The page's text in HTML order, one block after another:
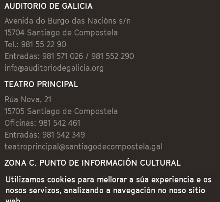
AUDITORIO DE GALICIA
Avenida do Burgo das Nacións s/n
15704 Santiago de Compostela
Tel.: 981 55 22 90
Entradas: 981 571 026 / 981 552 290
info@auditoriodegalicia.org
TEATRO PRINCIPAL
Rúa Nova, 21
15705 Santiago de Compostela
Oficinas: 981 542 461
Entradas: 981 542 349
teatroprincipal@santiagodecompostela.gal
ZONA C. PUNTO DE INFORMACIÓN CULTURAL
Preguntoiro, 1 (Praza de Cervantes)
15704 Santiago de Compostela
981 542 462
Utilizamos cookies para mellorar a súa experiencia e os
nosos servizos, analizando a navegación no noso sitio